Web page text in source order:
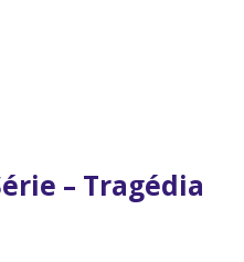
– Tragédia